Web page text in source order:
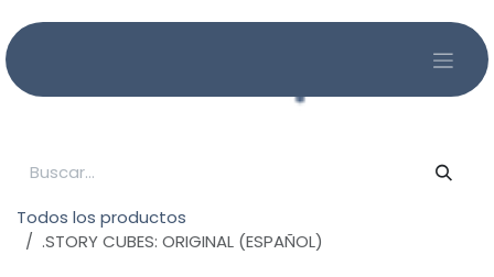
Todos los productos
.STORY CUBES: ORIGINAL (ESPAÑOL)